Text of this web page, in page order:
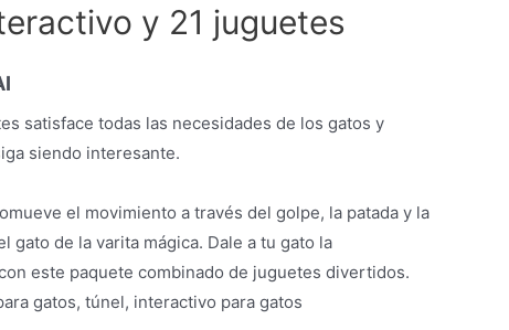
y 21 juguetes
satisface todas las necesidades de los gatos y
siendo interesante.
el movimiento a través del golpe, la patada y la
gato de la varita mágica. Dale a tu gato la
este paquete combinado de juguetes divertidos.
gatos, túnel, interactivo para gatos